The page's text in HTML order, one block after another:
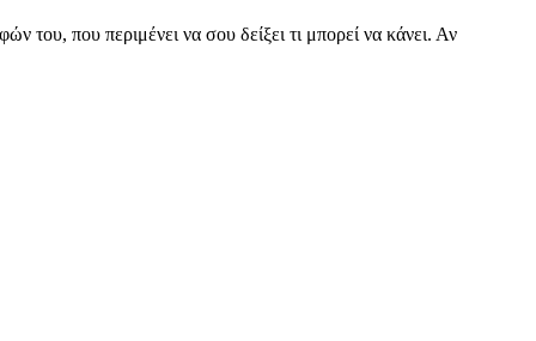
που περιμένει να σου δείξει τι μπορεί να κάνει. Αν